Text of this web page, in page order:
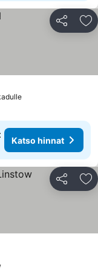
Jaa
Katso hinnat
Katso hinnat
Jaa